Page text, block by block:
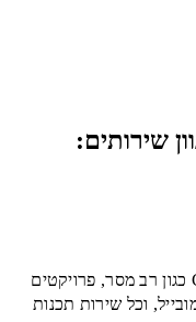
שירותים:
מחיבורי API, חיבור לסליקה, חיבור לCRM כגון רב מסר, פרויקטים
וכל שירות תכנות